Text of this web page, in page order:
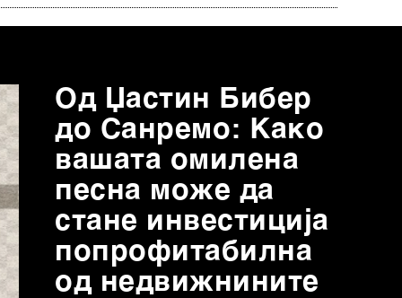
Од Џастин Бибер
до Санремо: Како
вашата омилена
песна може да
стане инвестиција
попрофитабилна
од недвижнините